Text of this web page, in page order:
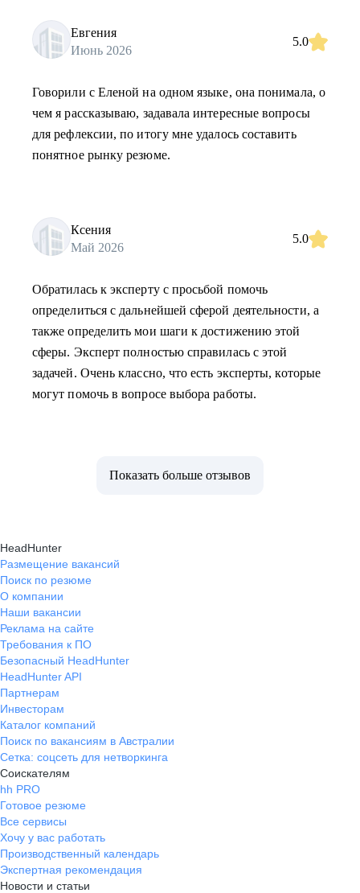
Евгения
Июнь 2026
5.0
Говорили с Еленой на одном языке, она понимала, о
чем я рассказываю, задавала интересные вопросы
для рефлексии, по итогу мне удалось составить
понятное рынку резюме.
Ксения
Май 2026
5.0
Обратилась к эксперту с просьбой помочь
определиться с дальнейшей сферой деятельности, а
также определить мои шаги к достижению этой
сферы. Эксперт полностью справилась с этой
задачей. Очень классно, что есть эксперты, которые
могут помочь в вопросе выбора работы.
Показать больше отзывов
HeadHunter
Размещение вакансий
Поиск по резюме
О компании
Наши вакансии
Реклама на сайте
Требования к ПО
Безопасный HeadHunter
HeadHunter API
Партнерам
Инвесторам
Каталог компаний
Поиск по вакансиям в Австралии
Сетка: соцсеть для нетворкинга
Соискателям
hh PRO
Готовое резюме
Все сервисы
Хочу у вас работать
Производственный календарь
Экспертная рекомендация
Новости и статьи